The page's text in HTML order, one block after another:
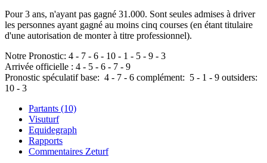
Pour 3 ans, n'ayant pas gagné 31.000. Sont seules admises à driver
les personnes ayant gagné au moins cinq courses (en étant titulaire
d'une autorisation de monter à titre professionnel).
Notre Pronostic: 4 - 7 - 6 - 10 - 1 - 5 - 9 - 3
Arrivée officielle : 4 - 5 - 6 - 7 - 9
Pronostic spéculatif base: 4 - 7 - 6 complément: 5 - 1 - 9 outsiders:
10 - 3
Partants (10)
Visuturf
Equidegraph
Rapports
Commentaires Zeturf